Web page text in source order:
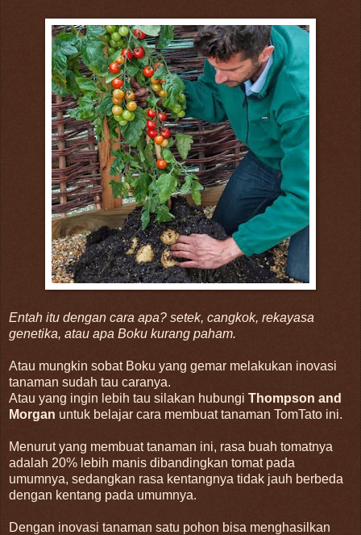
Entah itu dengan cara apa? setek, cangkok, rekayasa
genetika, atau apa Boku kurang paham.
Atau mungkin sobat Boku yang gemar melakukan inovasi
tanaman sudah tau caranya.
Atau yang ingin lebih tau silakan hubungi Thompson and
Morgan untuk belajar cara membuat tanaman TomTato ini.
Menurut yang membuat tanaman ini, rasa buah tomatnya
adalah 20% lebih manis dibandingkan tomat pada
umumnya, sedangkan rasa kentangnya tidak jauh berbeda
dengan kentang pada umumnya.
Dengan inovasi tanaman satu pohon bisa menghasilkan